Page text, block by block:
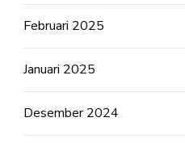
Februari 2025
Januari 2025
Desember 2024